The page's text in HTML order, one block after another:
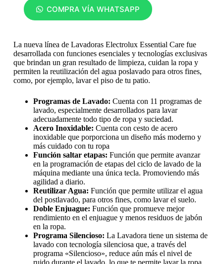
COMPRA VÍA WHATSAPP
La nueva línea de Lavadoras Electrolux Essential Care fue
desarrollada con funciones esenciales y tecnologías exclusivas
que brindan un gran resultado de limpieza, cuidan la ropa y
permiten la reutilización del agua poslavado para otros fines,
como, por ejemplo, lavar el piso de tu patio.
Programas de Lavado: Cuenta con 11 programas de
lavado, especialmente desarrollados para lavar
adecuadamente todo tipo de ropa y suciedad.
Acero Inoxidable: Cuenta con cesto de acero
inoxidable que porporciona un diseño más moderno y
más cuidado con tu ropa
Función saltar etapas: Función que permite avanzar
en la programación de etapas del ciclo de lavado de la
máquina mediante una única tecla. Promoviendo más
agilidad a diario.
Reutilizar Agua: Función que permite utilizar el agua
del postlavado, para otros fines, como lavar el suelo.
Doble Enjuague: Función que promueve mejor
rendimiento en el enjuague y menos residuos de jabón
en la ropa.
Programa Silencioso: La Lavadora tiene un sistema de
lavado con tecnología silenciosa que, a través del
programa «Silencioso», reduce aún más el nivel de
ruido durante el lavado, lo que te permite lavar la ropa